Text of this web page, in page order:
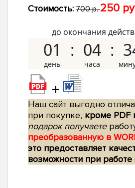
Стоимость: 700 р.250
до окончания
01 04
+
Наш сайт выгодно
при покупке, кроме PDF
подарок получаете
преобразованную в
это предоставляет
возможности при